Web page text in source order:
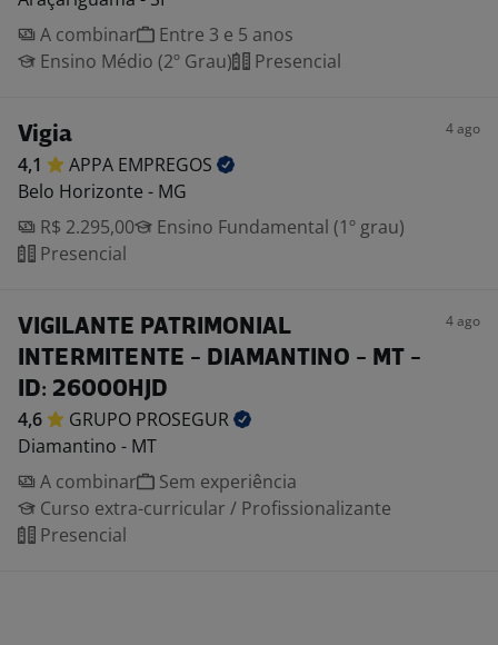
A combinar
Entre 3 e 5 anos
Ensino Médio (2º Grau)
Presencial
Vigia 4 ago
4,1 APPA EMPREGOS
Belo Horizonte - MG
R$ 2.295,00
Ensino Fundamental (1º grau)
Presencial
VIGILANTE PATRIMONIAL
INTERMITENTE - DIAMANTINO - MT -
ID: 26000HJD
4 ago
4,6 GRUPO PROSEGUR
Diamantino - MT
A combinar
Sem experiência
Curso extra-curricular / Profissionalizante
Presencial